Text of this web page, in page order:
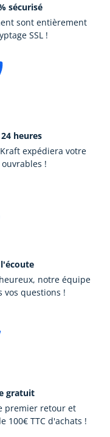
sécurisé
sont entièrement
SSL !
heures
expédiera votre
!
notre équipe
vos questions !
gratuit
premier retour et
100€ TTC d'achats !